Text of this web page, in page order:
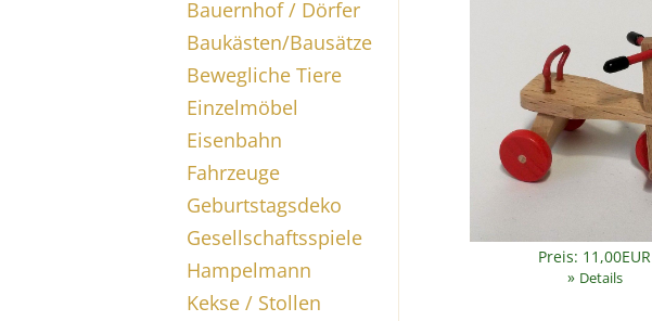
Bauernhof / Dörfer
Baukästen/Bausätze
Bewegliche Tiere
Einzelmöbel
Eisenbahn
Fahrzeuge
Geburtstagsdeko
Gesellschaftsspiele
Hampelmann
Kekse / Stollen
Preis: 11,00EUR
» Details